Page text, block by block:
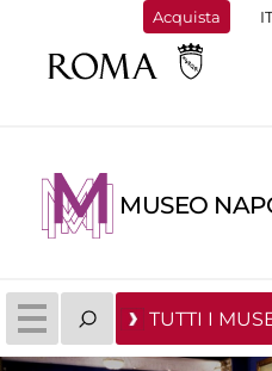
Acquista
MUSEO
TUTTI I